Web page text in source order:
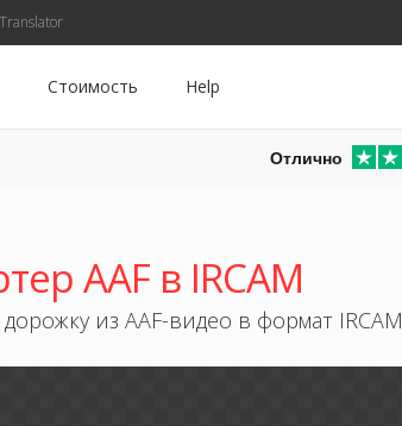
Стоимость Help
Отлично
AAF в IRCAM
из AAF-видео в формат IRCAM